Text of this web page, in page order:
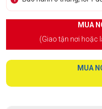
MUA
(Giao tận nơi hoặc
MUA